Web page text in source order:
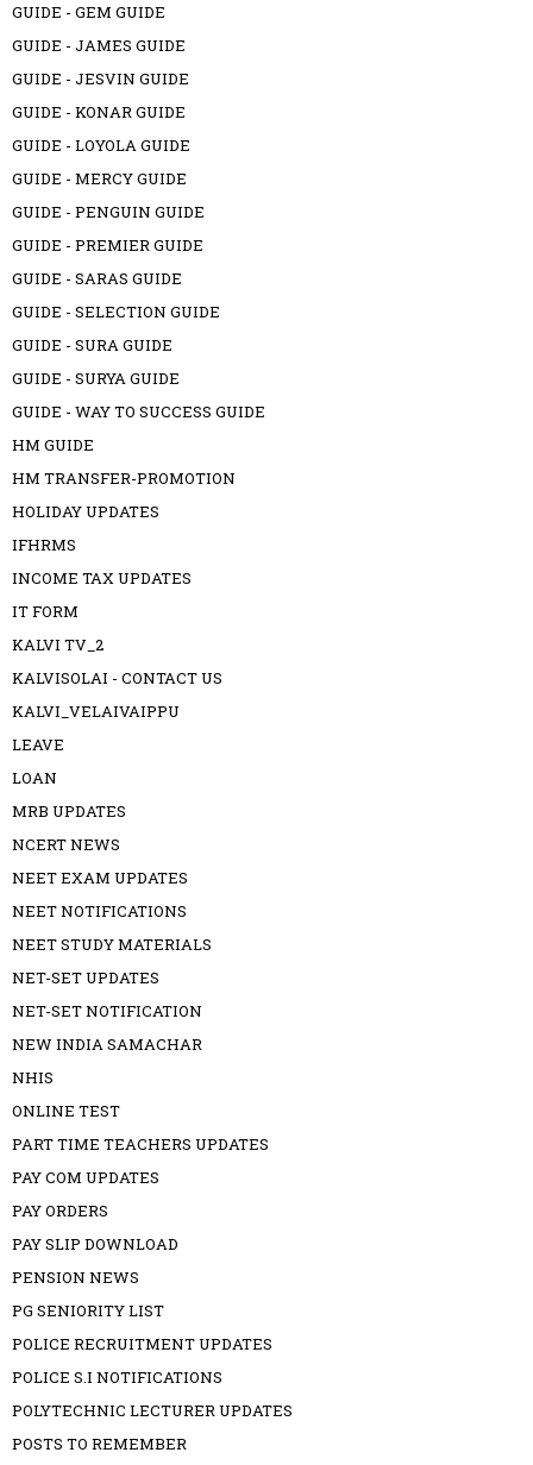
GUIDE - GEM GUIDE
GUIDE - JAMES GUIDE
GUIDE - JESVIN GUIDE
GUIDE - KONAR GUIDE
GUIDE - LOYOLA GUIDE
GUIDE - MERCY GUIDE
GUIDE - PENGUIN GUIDE
GUIDE - PREMIER GUIDE
GUIDE - SARAS GUIDE
GUIDE - SELECTION GUIDE
GUIDE - SURA GUIDE
GUIDE - SURYA GUIDE
GUIDE - WAY TO SUCCESS GUIDE
HM GUIDE
HM TRANSFER-PROMOTION
HOLIDAY UPDATES
IFHRMS
INCOME TAX UPDATES
IT FORM
KALVI TV_2
KALVISOLAI - CONTACT US
KALVI_VELAIVAIPPU
LEAVE
LOAN
MRB UPDATES
NCERT NEWS
NEET EXAM UPDATES
NEET NOTIFICATIONS
NEET STUDY MATERIALS
NET-SET UPDATES
NET-SET NOTIFICATION
NEW INDIA SAMACHAR
NHIS
ONLINE TEST
PART TIME TEACHERS UPDATES
PAY COM UPDATES
PAY ORDERS
PAY SLIP DOWNLOAD
PENSION NEWS
PG SENIORITY LIST
POLICE RECRUITMENT UPDATES
POLICE S.I NOTIFICATIONS
POLYTECHNIC LECTURER UPDATES
POSTS TO REMEMBER